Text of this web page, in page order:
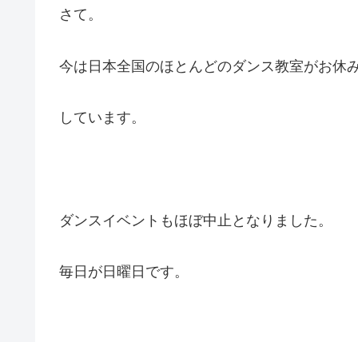
さて。
今は日本全国のほとんどのダンス教室がお休
しています。
ダンスイベントもほぼ中止となりました。
毎日が日曜日です。